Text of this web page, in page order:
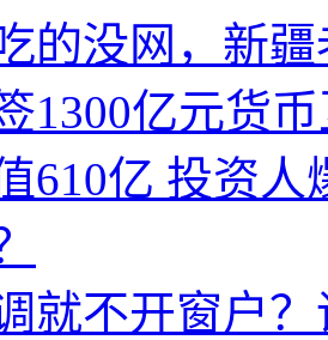
的没网，新
1300亿元货
610亿 投资
就不开窗户